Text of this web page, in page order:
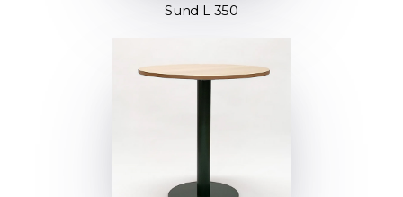
Sund L 350